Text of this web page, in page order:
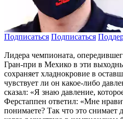
Подписаться Подписаться
Лидера чемпионата,
Гран-при в Мехико в эти
сохраняет хладнокровие в
чувствует ли он какое-либо
сказал: «Я знаю давление,
Ферстаппен ответил: «Мне
понимаете? Так что это снимает